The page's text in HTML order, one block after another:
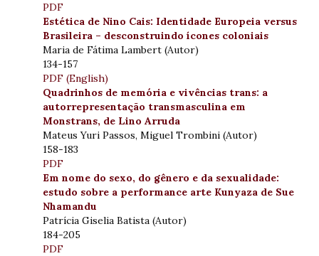
PDF
Estética de Nino Cais: Identidade Europeia versus
Brasileira – desconstruindo ícones coloniais
Maria de Fátima Lambert (Autor)
134-157
PDF (English)
Quadrinhos de memória e vivências trans: a
autorrepresentação transmasculina em
Monstrans, de Lino Arruda
Mateus Yuri Passos, Miguel Trombini (Autor)
158-183
PDF
Em nome do sexo, do gênero e da sexualidade:
estudo sobre a performance arte Kunyaza de Sue
Nhamandu
Patrícia Giselia Batista (Autor)
184-205
PDF